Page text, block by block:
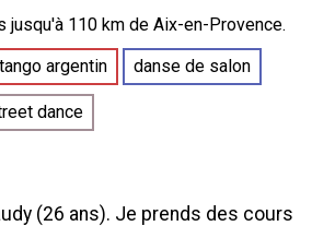
jusqu'à 110 km de Aix-en-Provence.
tango argentin danse de salon
dance
(26 ans). Je prends des cours